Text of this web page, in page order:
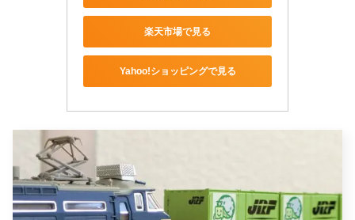
楽天市場で見る
Yahoo!ショッピングで見る